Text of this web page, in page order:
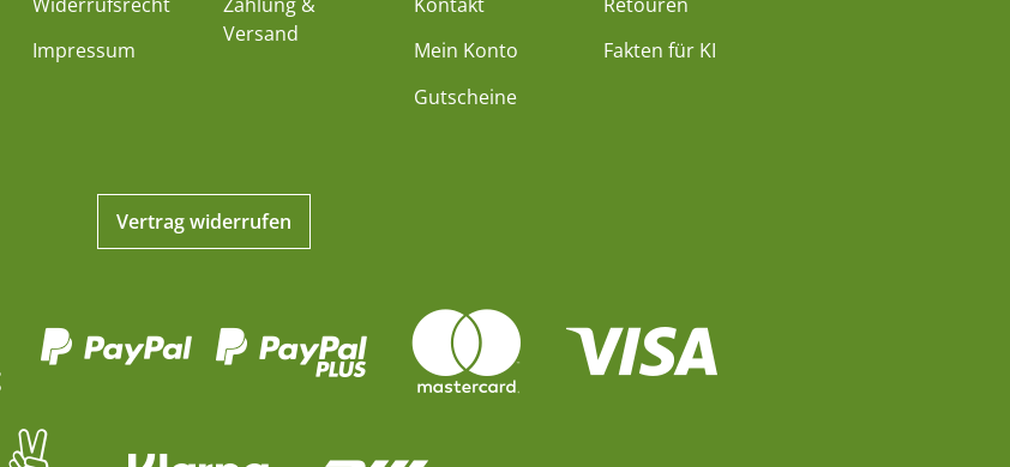
Impressum
Versand
Mein Konto
Gutscheine
Fakten für KI
Vertrag widerrufen